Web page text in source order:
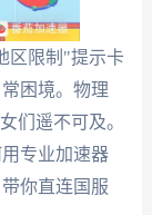
区限制"提示卡
困境。物理
们遥不可及。
专业加速器
你直连国服